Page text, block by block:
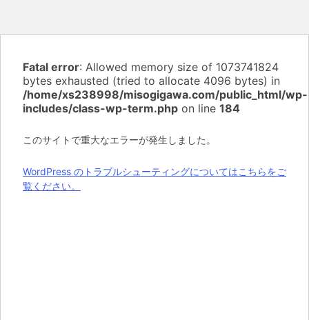
Fatal error: Allowed memory size of 1073741824
bytes exhausted (tried to allocate 4096 bytes) in
/home/xs238998/misogigawa.com/public_html/wp-
includes/class-wp-term.php on line 184
このサイトで重大なエラーが発生しました。
WordPress のトラブルシューティングについてはこちらをご
覧ください。